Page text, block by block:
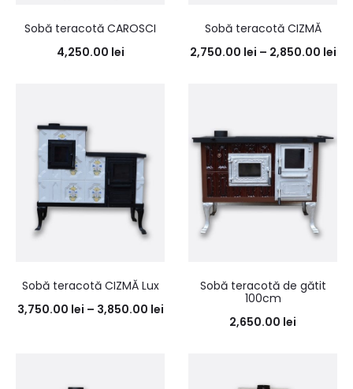
Sobă teracotă CAROSCI
4,250.00 lei
Sobă teracotă CIZMĂ
2,750.00 lei – 2,850.00 lei
Sobă teracotă CIZMĂ Lux
3,750.00 lei – 3,850.00 lei
Sobă teracotă de gătit
100cm
2,650.00 lei